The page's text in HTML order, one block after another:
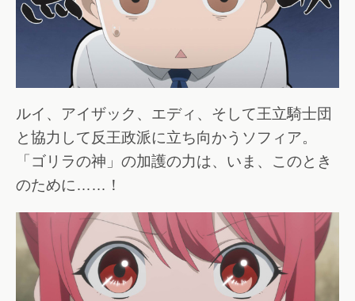
ルイ、アイザック、エディ、そして王立騎士団
と協力して反王政派に立ち向かうソフィア。
「ゴリラの神」の加護の力は、いま、このとき
のために……！